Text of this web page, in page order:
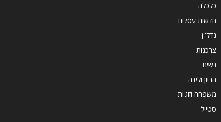
כלכלה
חדשות עסקים
נדל''ן
צרכנות
נשים
הריון ולידה
משפחה וזוגיות
סטייל